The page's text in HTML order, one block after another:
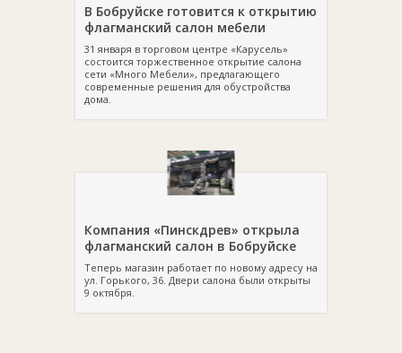
В Бобруйске готовится к открытию
флагманский салон мебели
31 января в торговом центре «Карусель»
состоится торжественное открытие салона
сети «Много Мебели», предлагающего
современные решения для обустройства
дома.
Компания «Пинскдрев» открыла
флагманский салон в Бобруйске
Теперь магазин работает по новому адресу на
ул. Горького, 36. Двери салона были открыты
9 октября.